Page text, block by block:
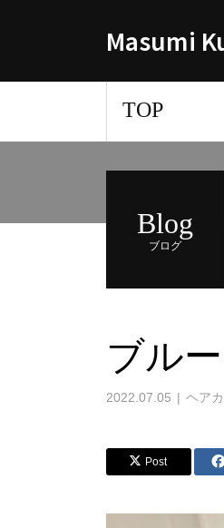
Masumi
TOP
Blog
ブログ
ブル
2022.07.05 ヘア
Post